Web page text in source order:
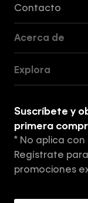
Contacto
Acerca de
Tiendas
Aviso de
Términos y
Explora
Suscríbete y
primera
* No aplica
Regístrate
promociones